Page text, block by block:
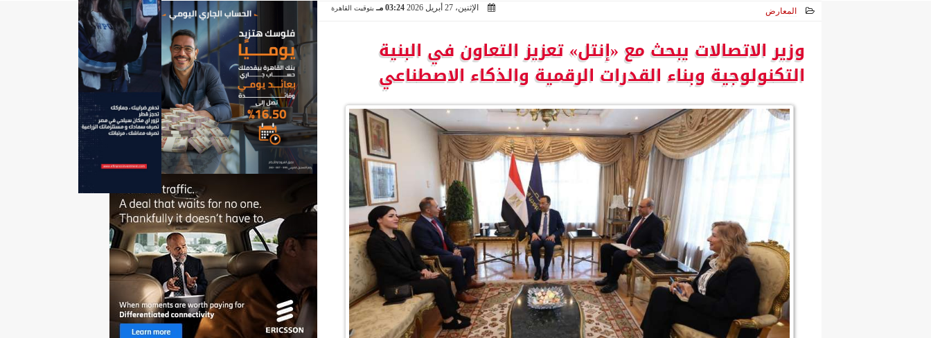
المعارض الإثنين، 27 أبريل 2026 03:24 مـ بتوقيت القاهرة
وزير الاتصالات يبحث مع «إنتل» تعزيز التعاون في البنية
التكنولوجية وبناء القدرات الرقمية والذكاء الاصطناعي